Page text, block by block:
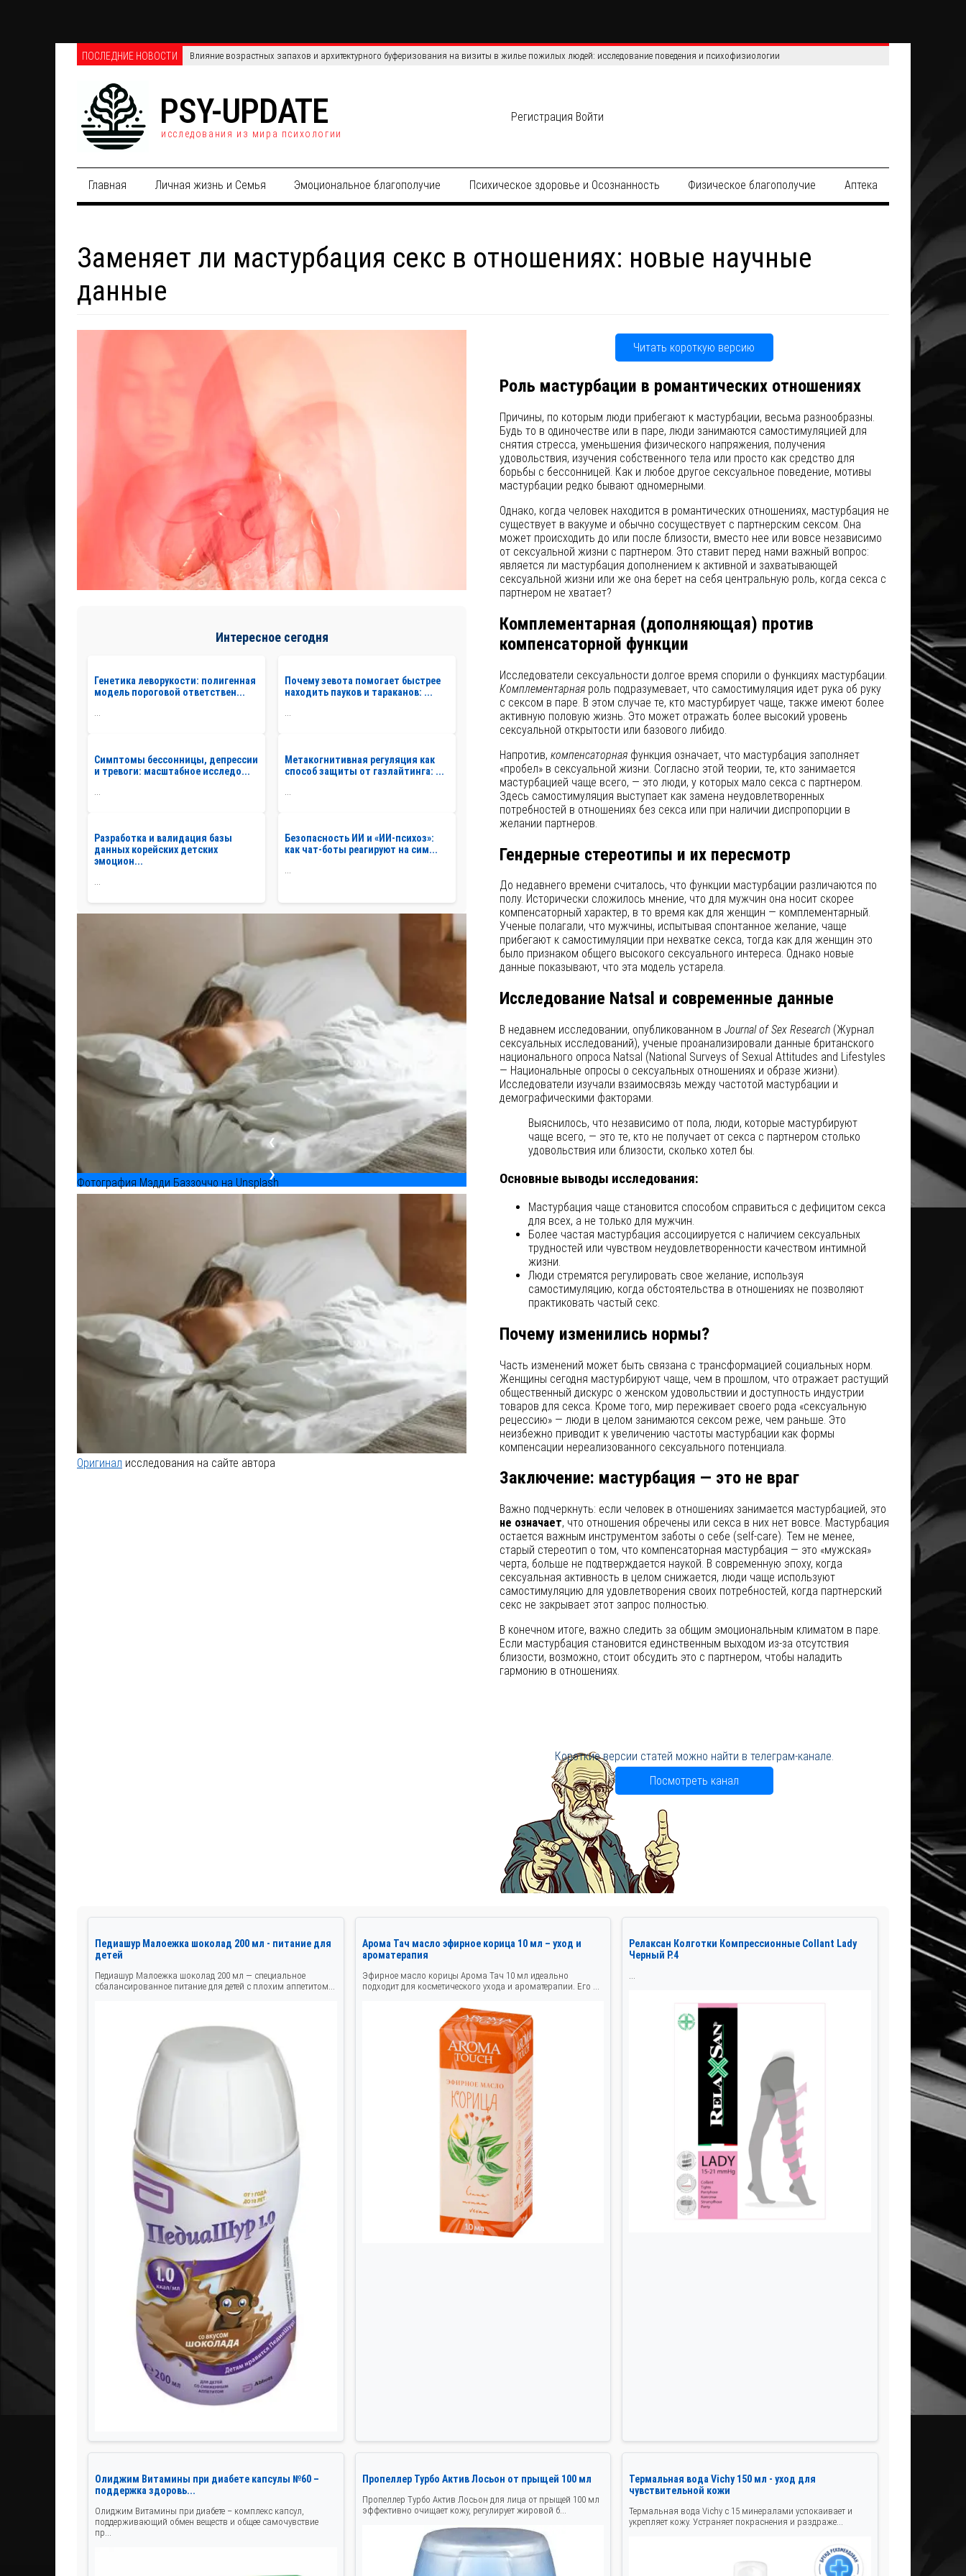
ПОСЛЕДНИЕ НОВОСТИ Множественное употребление психоактивных веществ: как дисконтирование задержки связано с ремиссией
PSY-UPDATE
исследования из мира психологии
Регистрация Войти
Главная Личная жизнь и Семья Эмоциональное благополучие Психическое здоровье и Осознанность Физическое благополучие Аптека
Заменяет ли мастурбация секс в отношениях: новые научные
данные
Интересное сегодня
Генетика леворукости: полигенная
модель пороговой ответствен...
...
Почему зевота помогает быстрее
находить пауков и тараканов: ...
...
Симптомы бессонницы, депрессии
и тревоги: масштабное исследо...
Метакогнитивная регуляция как
способ защиты от газлайтинга: ...
Разработка и валидация базы
данных корейских детских
эмоцион...
...
Безопасность ИИ и «ИИ-психоз»:
как чат-боты реагируют на сим...
...
Фотография Мэдди Баззоччо на Unsplash
❮
❯
Оригинал исследования на сайте автора
Читать короткую версию
Роль мастурбации в романтических отношениях
Причины, по которым люди прибегают к мастурбации, весьма разнообразны.
Будь то в одиночестве или в паре, люди занимаются самостимуляцией для
снятия стресса, уменьшения физического напряжения, получения
удовольствия, изучения собственного тела или просто как средство для
борьбы с бессонницей. Как и любое другое сексуальное поведение, мотивы
мастурбации редко бывают одномерными.
Однако, когда человек находится в романтических отношениях, мастурбация не
существует в вакууме и обычно сосуществует с партнерским сексом. Она
может происходить до или после близости, вместо нее или вовсе независимо
от сексуальной жизни с партнером. Это ставит перед нами важный вопрос:
является ли мастурбация дополнением к активной и захватывающей
сексуальной жизни или же она берет на себя центральную роль, когда секса с
партнером не хватает?
Комплементарная (дополняющая) против
компенсаторной функции
Исследователи сексуальности долгое время спорили о функциях мастурбации.
Комплементарнаяроль подразумевает, что самостимуляция идет рука об руку
с сексом в паре. В этом случае те, кто мастурбирует чаще, также имеют более
активную половую жизнь. Это может отражать более высокий уровень
сексуальной открытости или базового либидо.
Напротив, компенсаторнаяфункция означает, что мастурбация заполняет
«пробел» в сексуальной жизни. Согласно этой теории, те, кто занимается
мастурбацией чаще всего, — это люди, у которых мало секса с партнером.
Здесь самостимуляция выступает как замена неудовлетворенных
потребностей в отношениях без секса или при наличии диспропорции в
желании партнеров.
Гендерные стереотипы и их пересмотр
До недавнего времени считалось, что функции мастурбации различаются по
полу. Исторически сложилось мнение, что для мужчин она носит скорее
компенсаторный характер, в то время как для женщин — комплементарный.
Ученые полагали, что мужчины, испытывая спонтанное желание, чаще
прибегают к самостимуляции при нехватке секса, тогда как для женщин это
было признаком общего высокого сексуального интереса. Однако новые
данные показывают, что эта модель устарела.
Исследование Natsal и современные данные
В недавнем исследовании, опубликованном в Journal of Sex Research(Журнал
сексуальных исследований), ученые проанализировали данные британского
национального опроса Natsal (National Surveys of Sexual Attitudes and Lifestyles
— Национальные опросы о сексуальных отношениях и образе жизни).
Исследователи изучали взаимосвязь между частотой мастурбации и
демографическими факторами.
Выяснилось, что независимо от пола, люди, которые мастурбируют
чаще всего, — это те, кто не получает от секса с партнером столько
удовольствия или близости, сколько хотел бы.
Основные выводы исследования:
Мастурбация чаще становится способом справиться с дефицитом секса
для всех, а не только для мужчин.
Более частая мастурбация ассоциируется с наличием сексуальных
трудностей или чувством неудовлетворенности качеством интимной
жизни.
Люди стремятся регулировать свое желание, используя
самостимуляцию, когда обстоятельства в отношениях не позволяют
практиковать частый секс.
Почему изменились нормы?
Часть изменений может быть связана с трансформацией социальных норм.
Женщины сегодня мастурбируют чаще, чем в прошлом, что отражает растущий
общественный дискурс о женском удовольствии и доступность индустрии
товаров для секса. Кроме того, мир переживает своего рода «сексуальную
рецессию» — люди в целом занимаются сексом реже, чем раньше. Это
неизбежно приводит к увеличению частоты мастурбации как формы
компенсации нереализованного сексуального потенциала.
Заключение: мастурбация — это не враг
Важно подчеркнуть: если человек в отношениях занимается мастурбацией, это
не означает, что отношения обречены или секса в них нет вовсе. Мастурбация
остается важным инструментом заботы о себе (self-care). Тем не менее,
старый стереотип о том, что компенсаторная мастурбация — это «мужская»
черта, больше не подтверждается наукой. В современную эпоху, когда
сексуальная активность в целом снижается, люди чаще используют
самостимуляцию для удовлетворения своих потребностей, когда партнерский
секс не закрывает этот запрос полностью.
В конечном итоге, важно следить за общим эмоциональным климатом в паре.
Если мастурбация становится единственным выходом из-за отсутствия
близости, возможно, стоит обсудить это с партнером, чтобы наладить
гармонию в отношениях.
Короткие версии статей можно найти в телеграм-канале.
Посмотреть канал
Педиашур Малоежка шоколад 200 мл - питание для
детей
Педиашур Малоежка шоколад 200 мл — специальное
сбалансированное питание для детей с плохим аппетитом...
Арома Тач масло эфирное корица 10 мл – уход и
ароматерапия
Эфирное масло корицы Арома Тач 10 мл идеально
подходит для косметического ухода и ароматерапии. Его ...
Релаксан Колготки Компрессионные Collant Lady
Черный Р.4
Олиджим Витамины при диабете капсулы №60 –
поддержка здоровь...
Олиджим Витамины при диабете – комплекс капсул,
поддерживающий обмен веществ и общее самочувствие
пр...
Пропеллер Турбо Актив Лосьон от прыщей 100 мл
Пропеллер Турбо Актив Лосьон для лица от прыщей 100 мл
эффективно очищает кожу, регулирует жировой б...
Термальная вода Vichy 150 мл - уход для
чувствительной кожи
Термальная вода Vichy с 15 минералами успокаивает и
укрепляет кожу. Устраняет покраснения и раздраже...